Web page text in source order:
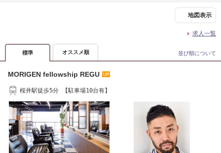
地図表示
求人一覧
標準 オススメ順 並び順について
MORIGEN fellowship REGU
桜井駅徒歩5分 【駐車場10台有】